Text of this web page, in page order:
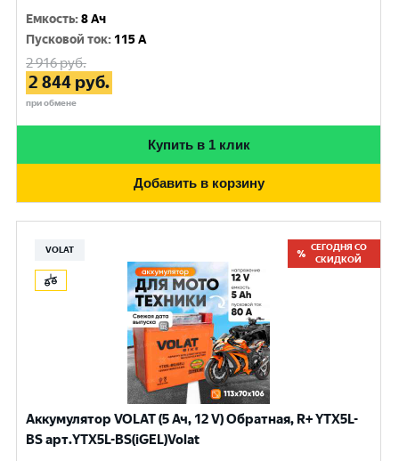
Емкость:8 Ач
Пусковой ток: 115 A
2 916руб.
2 844 руб.
при обмене
Купить в 1 клик
Добавить в корзину
VOLAT
СЕГОДНЯ СО
СКИДКОЙ
Аккумулятор VOLAT (5 Ач, 12 V) Обратная, R+ YTX5L-
BS арт.YTX5L-BS(iGEL)Volat